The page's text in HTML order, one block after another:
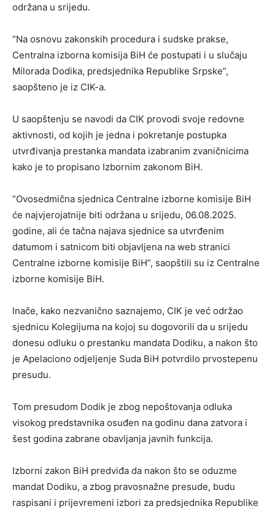
održana u srijedu.
“Na osnovu zakonskih procedura i sudske prakse,
Centralna izborna komisija BiH će postupati i u slučaju
Milorada Dodika, predsjednika Republike Srpske”,
saopšteno je iz CIK-a.
U saopštenju se navodi da CIK provodi svoje redovne
aktivnosti, od kojih je jedna i pokretanje postupka
utvrđivanja prestanka mandata izabranim zvaničnicima
kako je to propisano Izbornim zakonom BiH.
“Ovosedmična sjednica Centralne izborne komisije BiH
će najvjerojatnije biti održana u srijedu, 06.08.2025.
godine, ali će tačna najava sjednice sa utvrđenim
datumom i satnicom biti objavljena na web stranici
Centralne izborne komisije BiH”, saopštili su iz Centralne
izborne komisije BiH.
Inače, kako nezvanično saznajemo, CIK je već održao
sjednicu Kolegijuma na kojoj su dogovorili da u srijedu
donesu odluku o prestanku mandata Dodiku, a nakon što
je Apelaciono odjeljenje Suda BiH potvrdilo prvostepenu
presudu.
Tom presudom Dodik je zbog nepoštovanja odluka
visokog predstavnika osuđen na godinu dana zatvora i
šest godina zabrane obavljanja javnih funkcija.
Izborni zakon BiH predviđa da nakon što se oduzme
mandat Dodiku, a zbog pravosnažne presude, budu
raspisani i prijevremeni izbori za predsjednika Republike